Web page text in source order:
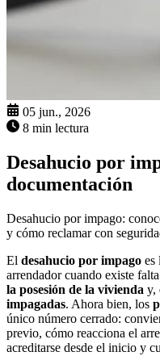
05 jun., 2026
8 min lectura
Desahucio por
documentación
Desahucio por impago:
y cómo reclamar con
El desahucio por impago es
arrendador cuando existe
la posesión de la vivienda y,
impagadas. Ahora bien, los
único número cerrado:
previo, cómo reacciona el
acreditarse desde el inicio y